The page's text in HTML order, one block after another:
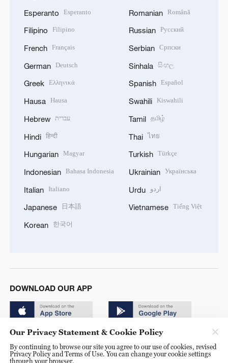
Esperanto Esperanto
Filipino Filipino
French Français
German Deutsch
Greek Ελληνικά
Hausa Hausa
Hebrew עברית
Hindi हिन्दी
Hungarian Magyar
Indonesian Bahasa Indonesia
Italian Italiano
Japanese 日本語
Korean 한국어
Romanian Română
Russian Русский
Serbian Српски
Sinhala සිංහල
Spanish Español
Swahili Kiswahili
Tamil தமிழ்
Thai ไทย
Turkish Türkçe
Ukrainian Українська
Urdu اردو
Vietnamese Tiếng Việt
DOWNLOAD OUR APP
Our Privacy Statement & Cookie Policy
By continuing to browse our site you agree to our use of cookies, revised
Privacy Policy and Terms of Use. You can change your cookie settings
through your browser.